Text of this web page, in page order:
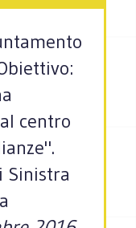
centro
Sinistra